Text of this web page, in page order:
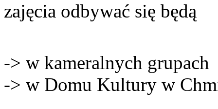
zajęcia odbywać się będą
-> w kameralnych grupach
-> w Domu Kultury w